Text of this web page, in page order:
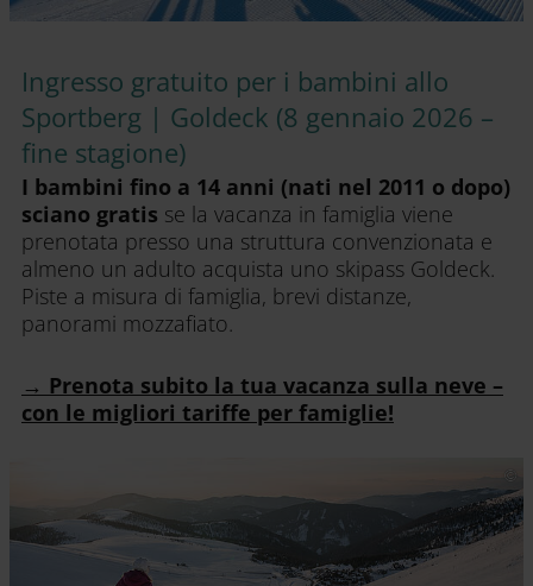
Ingresso gratuito per i bambini allo
Sportberg | Goldeck (8 gennaio 2026 –
fine stagione)
I bambini fino a 14 anni (nati nel 2011 o dopo)
sciano gratis se la vacanza in famiglia viene
prenotata presso una struttura convenzionata e
almeno un adulto acquista uno skipass Goldeck.
Piste a misura di famiglia, brevi distanze,
panorami mozzafiato.
→ Prenota subito la tua vacanza sulla neve –
con le migliori tariffe per famiglie!